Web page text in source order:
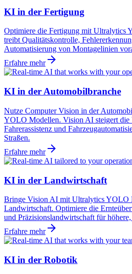
KI in der Fertigung
Optimiere die Fertigung mit Ultralytics
treibt Qualitätskontrolle,
Automatisierung von Montagelinien
Erfahre mehr
KI in der Automobilbranche
Nutze Computer Vision in der
YOLO Modellen. Vision AI steigert die
Fahrerassistenz und
Straßen.
Erfahre mehr
KI in der Landwirtschaft
Bringe Vision AI mit Ultralytics YOLO
Landwirtschaft. Optimiere die
und Präzisionslandwirtschaft für
Erfahre mehr
KI in der Robotik